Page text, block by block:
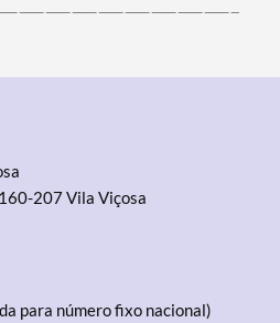
207 Vila Viçosa
para número fixo nacional)